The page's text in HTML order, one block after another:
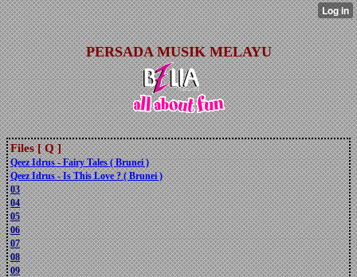
PERSADA MUSIK MELAYU
Files [ Q ]
Qeez Idrus - Fairy Tales ( Brunei )
Qeez Idrus - Is This Love ? ( Brunei )
03
04
05
06
07
08
09